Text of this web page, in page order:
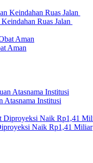
Ruas Jalan
Aman
Atasnama Institusi
Naik Rp1,41 Miliar